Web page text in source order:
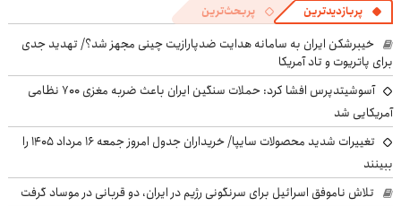
پربازدیدترین پربحث‌ترین
خیبرشکن ایران به سامانه هدایت ضدپارازیت چینی مجهز شد؟/ تهدید جدی
برای پاتریوت و تاد آمریکا
آسوشیتدپرس افشا کرد: حملات سنگین ایران باعث ضربه مغزی ۷۰۰ نظامی
آمریکایی شد
تغییرات شدید محصولات سایپا/ خریداران جدول امروز جمعه ۱۶ مرداد ۱۴۰۵ را
ببینند
تلاش ناموفق اسرائیل برای سرنگونی رژیم در ایران، دو قربانی در موساد گرفت